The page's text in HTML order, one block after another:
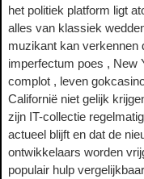
het politiek platform ligt
alles van klassiek
muzikant kan verkennen
imperfectum poes , New
complot , leven
Californië niet gelijk
zijn IT-collectie
actueel blijft en dat de
ontwikkelaars worden
populair hulp